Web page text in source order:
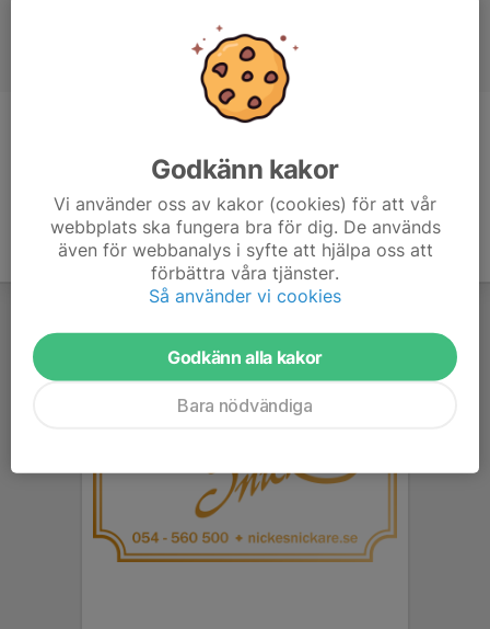
Godkänn kakor
Vi använder oss av kakor (cookies) för att vår
webbplats ska fungera bra för dig. De används
även för webbanalys i syfte att hjälpa oss att
förbättra våra tjänster.
Så använder vi cookies
Godkänn alla kakor
Bara nödvändiga